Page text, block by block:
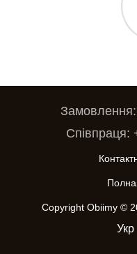
Співпраця:
Copyright Obiimy ©
Укр